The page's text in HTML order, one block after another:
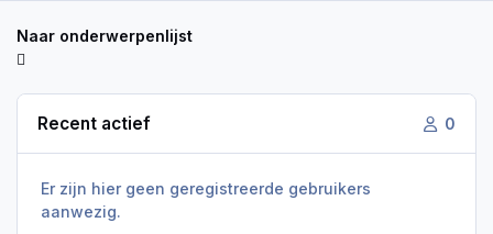
Naar onderwerpenlijst
Recent actief 0
Er zijn hier geen geregistreerde gebruikers
aanwezig.